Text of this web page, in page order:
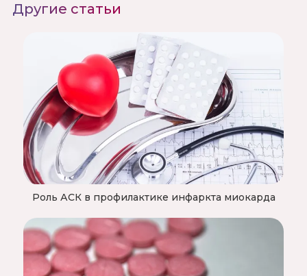
Другие статьи
Роль АСК в профилактике инфаркта миокарда